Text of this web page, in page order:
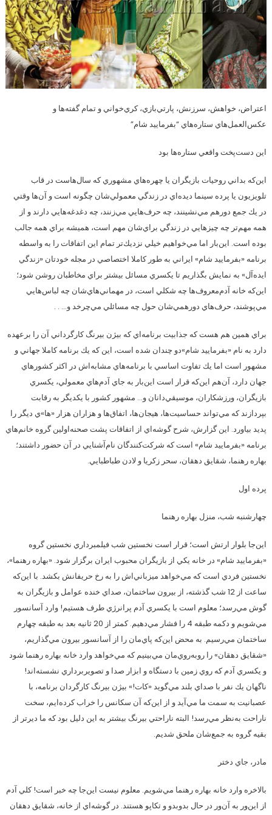
اعتراض، خواهش، سرزنش، پارتي‌بازي، كري‌خواني و تمام گفته‌ها و
عكس‌العمل‌هاي ستاره‌هاي “بفرماييد شام”
اين دست‌پخت واقعي ستاره‌ها بود
اين‌كه بداني روحيات بازيگران يا چهره‌هاي مشهوري كه سال‌هاست در قاب
تلويزيون يا پرده سينما ديده‌اي در زندگي معمولي‌شان چگونه است و آن‌ها وقتي
در يك جمع دورهم مي‌نشينند، چه حرف‌هايي مي‌زنند، چه دغدغه‌هايي دارند و از
همه مهم‌تر چه چيزهايي در زندگي براي‌شان مهم است، هميشه براي همه جالب
بوده است. اين‌بار اما مي‌خواهيم خيلي نزديك‌تر تمام اين اتفاقات را به واسطه
برنامه «بفرماييد شام» ايراني به طور كاملا اختصاصي در مجله خودتان «زندگي
ايده‌آل» به نمايش بگذاريم تا يكسري مسائل بيشتر براي مخاطبان روشن شود؛
اين‌كه خانه آدم‌معروف‌ها چه شكلي است، در مهماني‌هاي‌شان چه لباس‌هايي
مي‌پوشند، حرف‌هاي دورهمي‌شان حول چه مسائلي مي‌چرخد و… . .
براي همين هم هست كه جذابيت برنامه‌اي كه بيژن بيرنگ كارگرداني آن را برعهده
دارد به نام «بفرماييد شام»دو چندان شده است، اين كه يك برنامه كاملا جهاني و
مشهور است اما يك تفاوت اساسي با برنامه‌هاي مشابه‌اش در اكثر كشورهاي
جهان دارد، آن‌هم اين‌كه قرار است اين‌بار به جاي آدم‌هاي معمولي، يكسري
‌بازيگران، ورزشكاران، موسيقي‌دانان و… مشهور كشور با يكديگر به رقابت
بپردازند كه مي‌تواند حساسيت‌ها، هيجان‌ها، اتفاق‌ها و هزاران هزار «ها»ي ديگر را
پديد بياورد. اين گزارش، شرح گوشه‌اي از اتفاقات پشت صحنه‌اولين گروه خانم‌هاي
برنامه «بفرماييد شام» است كه شركت‌كنندگان نام‌آشنايي در آن حضور داشتند؛
بهاره رهنما، شقايق دهقان، سحر زكريا و لادن طباطبايي.
پرده اول
چهارشنبه شب، منزل بهاره رهنما
اين‌جا بلوار ارتش است؛ قرار است نخستين شب فيلمبرداري نخستين گروه
«بفرماييد شام» در خانه يكي از بازيگران محبوب ايران برگزار شود. «بهاره رهنما»،
نخستين فردي است كه مي‌خواهد ميزباني‌اش را به رخ حريفانش بكشد‌. با اين‌كه
ساعت از 12 شب گذشته، از بيرون ساختمان، صداي خنده عوامل و بازيگران به
گوش مي‌رسد؛ معلوم است با يكسري آدم پرانرژي طرف هستيم! وارد آسانسور
‌مي‌شويم و دكمه طبقه 4 را فشار مي‌دهيم. كمتر از 20 ثانيه بعد به طبقه چهارم
ساختمان مي‌رسيم. به محض اين‌كه پاي‌مان را از آسانسور بيرون مي‌گذاريم،
«شقايق دهقان» را روبه‌روي‌مان مي‌بينيم كه مي‌خواهد وارد خانه بهاره رهنما شود
و يكسري آدم كه روي زمين با دستگاه و ابزار صدا و تصويربرداري نشسته‌اند!
ناگهان يك نفر با صداي بلند مي‌گويد «كات!» بيژن بيرنگ كارگردان برنامه، با
عصبانيت به سمت ما مي‌آيد و از اين‌كه آن سكانس را خراب كرده‌ايم، سخت
ناراحت به‌نظر مي‌رسد! البته ناراحتي بيرنگ بيشتر به اين دليل بود كه ما ديرتر از
بقيه گروه به جمع‌شان ملحق شديم.
مادر، جاي دختر
بالاخره وارد خانه بهاره رهنما مي‌شويم. معلوم نيست اين‌جا چه خبر است! كلي آدم
از اين‌ور به آن‌ور در حال بدوبدو و تكاپو هستند. در گوشه‌اي از خانه، شقايق دهقان